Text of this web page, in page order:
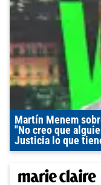
Martín Menem
"No creo que
Justicia lo que